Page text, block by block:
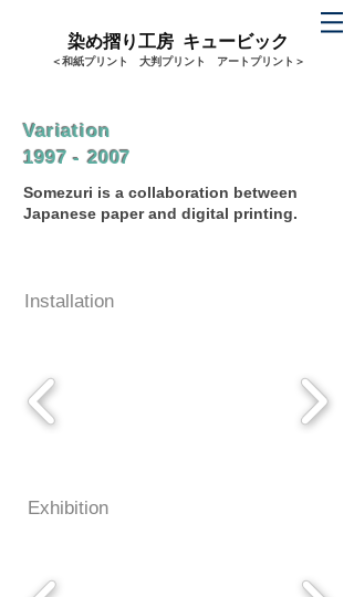
染め摺り工房 キュービック
＜和紙プリント 大判プリント アートプリント＞
Variation
1997 - 2007
​Somezuri is a collaboration between
Japanese paper and digital printing.
Installation
​Exhibition